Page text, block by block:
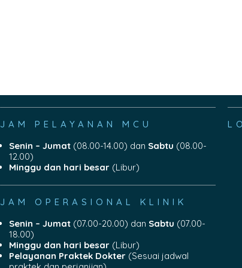
JAM PELAYANAN MCU
Senin – Jumat(08.00-14.00) dan Sabtu (08.00-
12.00)
Minggu dan hari besar(Libur)
JAM OPERASIONAL KLINIK
Senin – Jumat(07.00-20.00) dan Sabtu (07.00-
18.00)
Minggu dan hari besar(Libur)
Pelayanan Praktek Dokter(Sesuai jadwal